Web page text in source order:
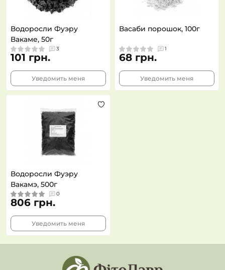
Водоросли Фуэру
Вакаме, 50г
3
101 грн.
Уведомить меня
Васаби порошок, 100г
1
68 грн.
Уведомить меня
Водоросли Фуэру
Вакамэ, 500г
0
806 грн.
Уведомить меня